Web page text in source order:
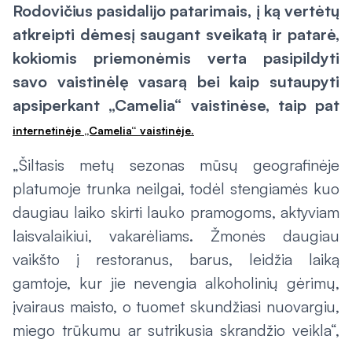
Rodovičius pasidalijo patarimais, į ką vertėtų
atkreipti dėmesį saugant sveikatą ir patarė,
kokiomis priemonėmis verta pasipildyti
savo vaistinėlę vasarą bei kaip sutaupyti
apsiperkant „Camelia“ vaistinėse, taip pat
internetinėje „Camelia“ vaistinėje.
„Šiltasis metų sezonas mūsų geografinėje
platumoje trunka neilgai, todėl stengiamės kuo
daugiau laiko skirti lauko pramogoms, aktyviam
laisvalaikiui, vakarėliams. Žmonės daugiau
vaikšto į restoranus, barus, leidžia laiką
gamtoje, kur jie nevengia alkoholinių gėrimų,
įvairaus maisto, o tuomet skundžiasi nuovargiu,
miego trūkumu ar sutrikusia skrandžio veikla“,